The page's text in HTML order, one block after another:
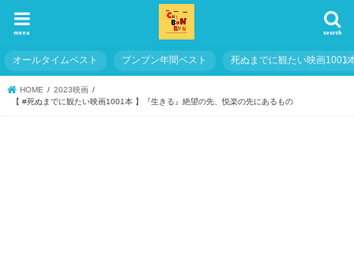
search
menu
オールタイムベスト ブンブン年間ベスト 死ぬまでに観たい映画1001
HOME
2023映画
【 #死ぬまでに観たい映画1001本 】『生きる』絶望の先、悦楽の先にあるもの